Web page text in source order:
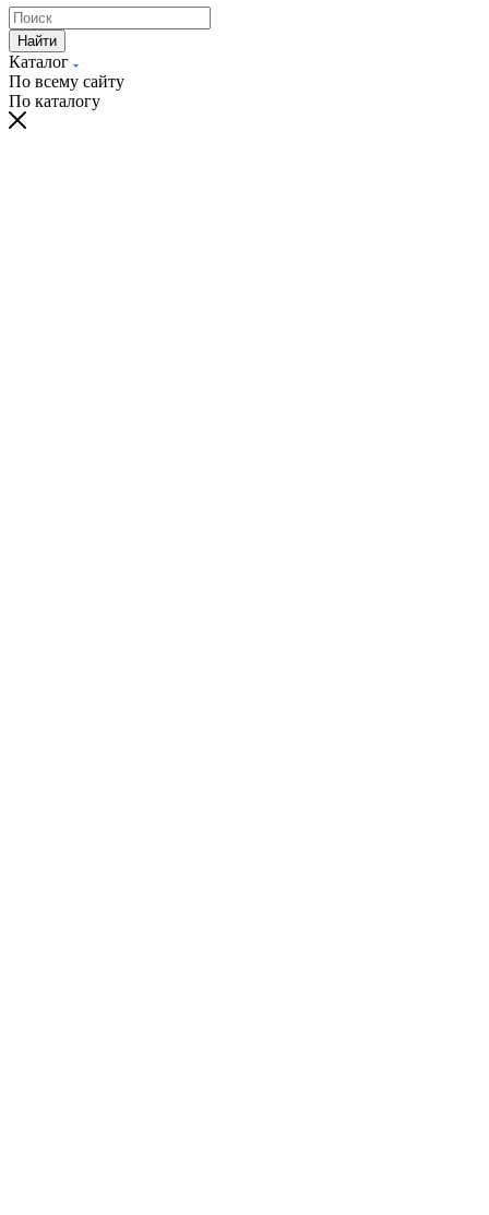
Найти
Каталог
По всему сайту
По каталогу